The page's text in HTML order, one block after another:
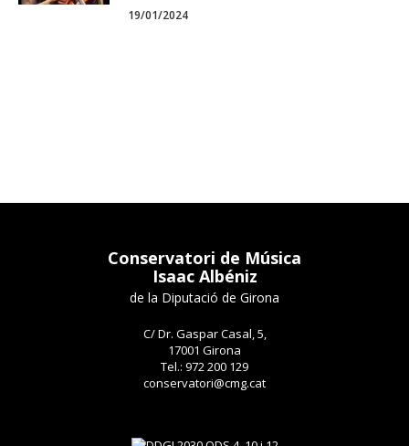
19/01/2024
Conservatori de Música
Isaac Albéniz
de la Diputació de Girona
C/ Dr. Gaspar Casal, 5,
17001 Girona
Tel.: 972 200 129
conservatori@cmg.cat